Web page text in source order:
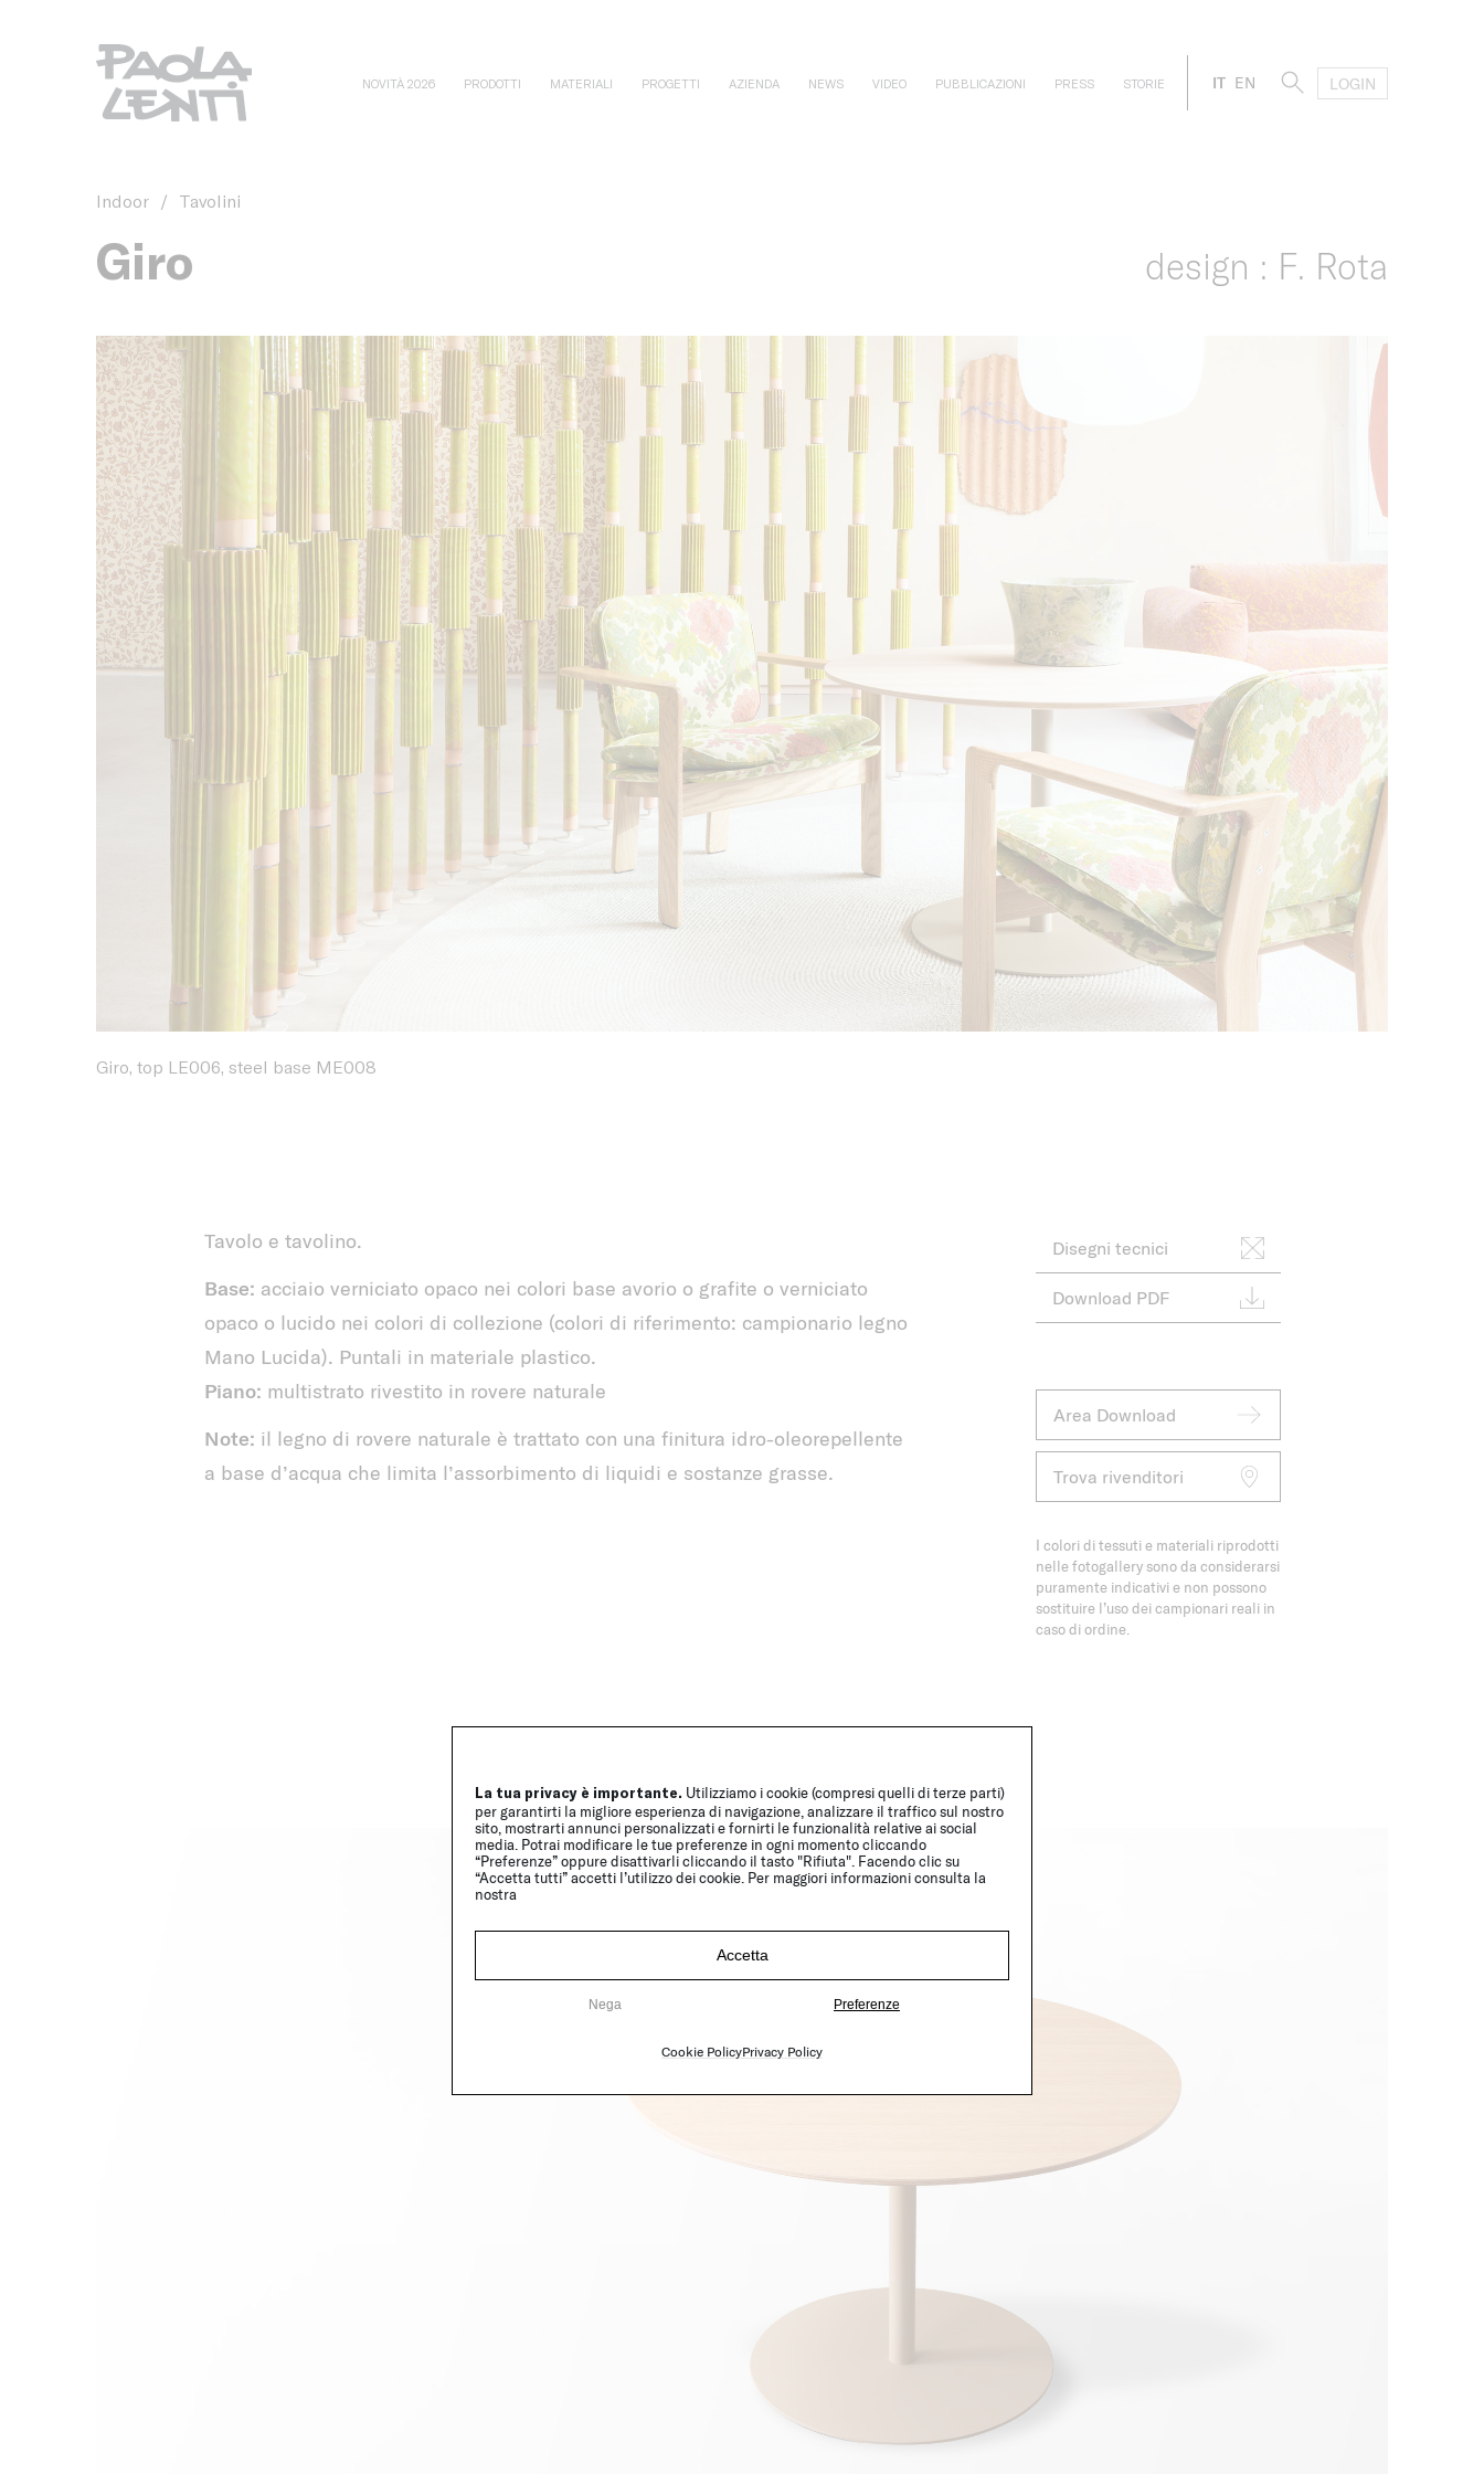
La tua privacy è importante. Utilizziamo i cookie (compresi quelli di terze parti)
per garantirti la migliore esperienza di navigazione, analizzare il traffico sul nostro
sito, mostrarti annunci personalizzati e fornirti le funzionalità relative ai social
media. Potrai modificare le tue preferenze in ogni momento cliccando
“Preferenze” oppure disattivarli cliccando il tasto "Rifiuta". Facendo clic su
“Accetta tutti” accetti l’utilizzo dei cookie. Per maggiori informazioni consulta la
nostra
Accetta
Nega Preferenze
Cookie PolicyPrivacy Policy
NOVITÀ 2026 PRODOTTI MATERIALI PROGETTI AZIENDA NEWS VIDEO PUBBLICAZIONI PRESS STORIE IT EN LOGIN
Indoor / Tavolini
Giro design : F. Rota
Giro, top LE006, steel base ME008
Tavolo e tavolino.
Base: acciaio verniciato opaco nei colori base avorio o grafite o verniciato
opaco o lucido nei colori di collezione (colori di riferimento: campionario legno
Mano Lucida). Puntali in materiale plastico.
Piano: multistrato rivestito in rovere naturale
Note: il legno di rovere naturale è trattato con una finitura idro-oleorepellente
a base d’acqua che limita l’assorbimento di liquidi e sostanze grasse.
Disegni tecnici
Download PDF
Area Download
Trova rivenditori
I colori di tessuti e materiali riprodotti
nelle fotogallery sono da considerarsi
puramente indicativi e non possono
sostituire l’uso dei campionari reali in
caso di ordine.